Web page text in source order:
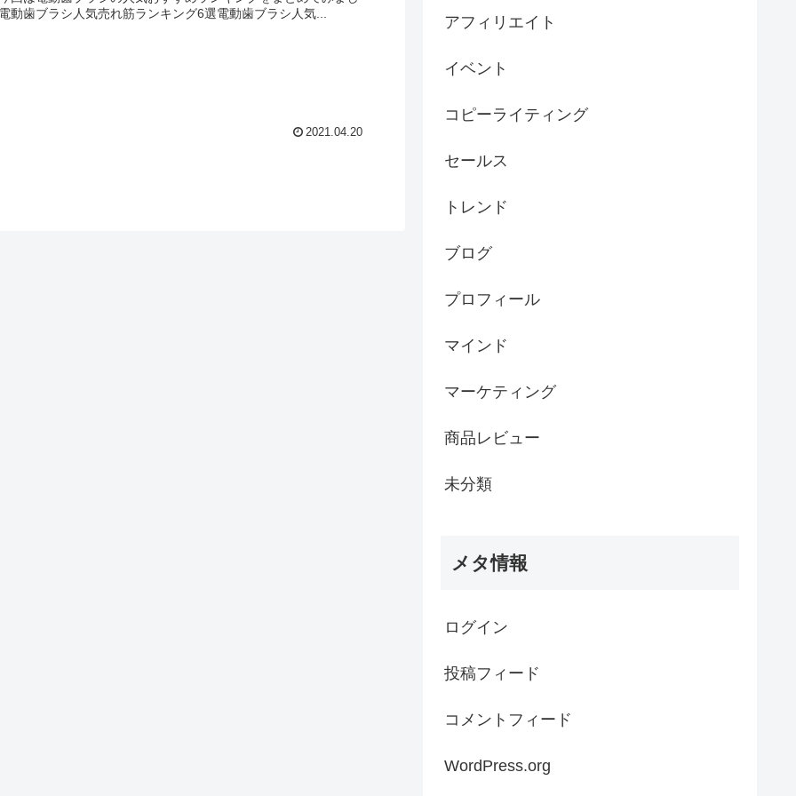
動歯ブラシ人気売れ筋ランキング6選電動歯ブラシ人気...
2021.04.20
アフィリエイト
イベント
コピーライティング
セールス
トレンド
ブログ
プロフィール
マインド
マーケティング
商品レビュー
未分類
メタ情報
ログイン
投稿フィード
コメントフィード
WordPress.org